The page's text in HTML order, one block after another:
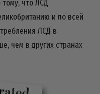
тому, что ЛСД
и по всей
ЛСД в
чем в других странах